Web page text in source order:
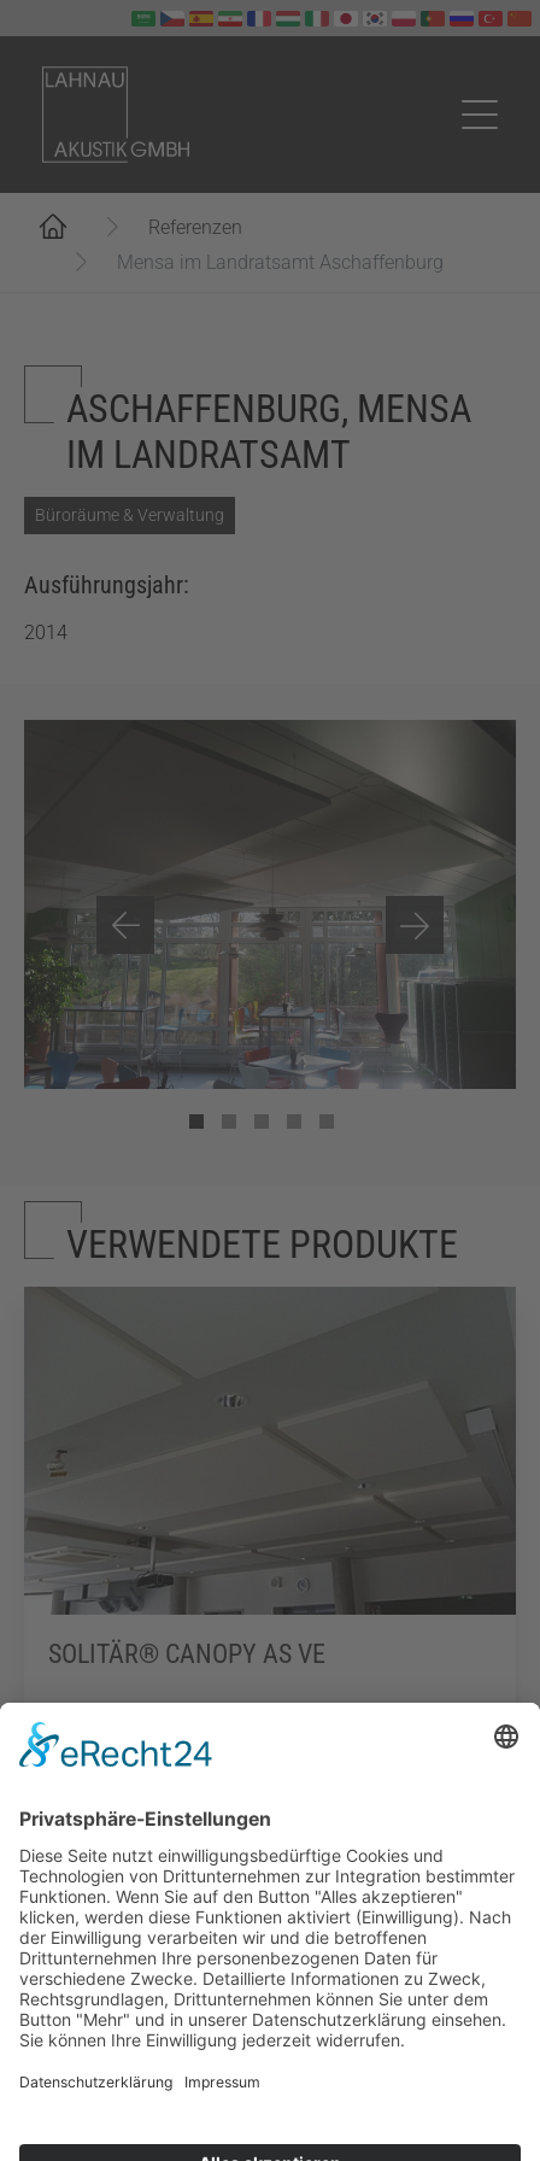
Referenzen
Mensa im Landratsamt Aschaffenburg
ASCHAFFENBURG, MENSA
IM LANDRATSAMT
Büroräume & Verwaltung
Ausführungsjahr:
2014
VERWENDETE PRODUKTE
SOLITÄR® CANOPY AS VE
Zum Produkt
Infopoint
Social Media
Impressum
Datenschutz